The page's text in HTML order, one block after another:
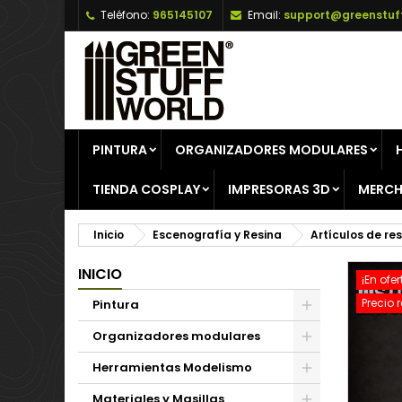
Teléfono: 965145107 Email:
PINTURA ORGANIZADORES MODULARES
TIENDA COSPLAY IMPRESORAS 3D
Inicio Escenografía y Resina Artículos de
INICIO
Pintura
Organizadores modulares
Herramientas Modelismo
¡En
Precio